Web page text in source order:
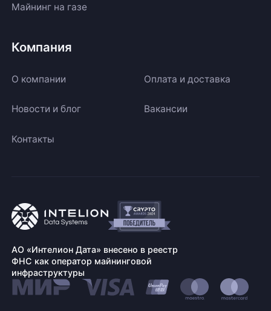
Майнинг на газе
Компания
О компании Оплата и доставка
Новости и блог Вакансии
Контакты
АО «Интелион Дата» внесено в реестр
ФНС как оператор майнинговой
инфраструктуры